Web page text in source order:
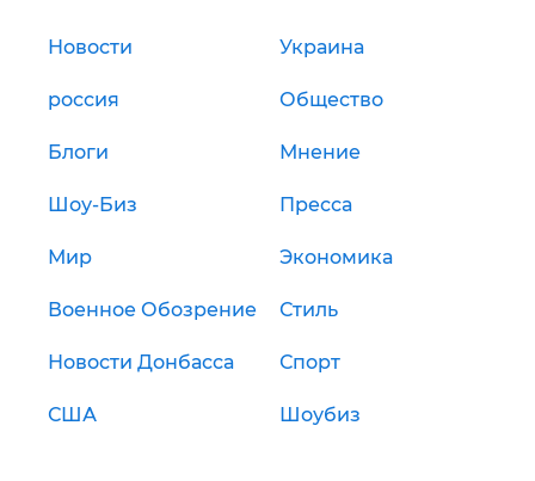
Новости Украина
россия Общество
Блоги Мнение
Шоу-Биз Пресса
Мир Экономика
Военное Обозрение Стиль
Новости Донбасса Спорт
США Шоубиз